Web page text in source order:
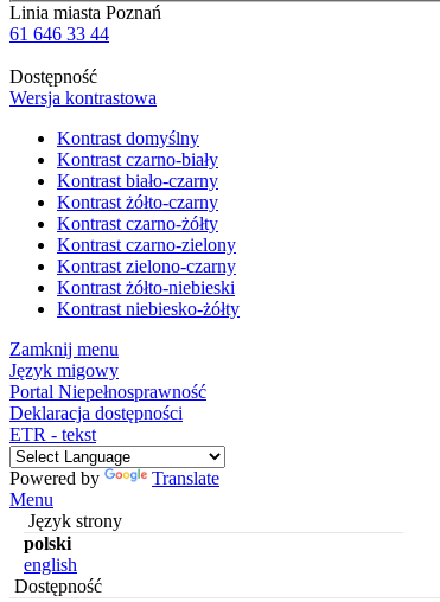
Linia miasta Poznań
61 646 33 44
Dostępność
Wersja kontrastowa
Kontrast domyślny
Kontrast czarno-biały
Kontrast biało-czarny
Kontrast żółto-czarny
Kontrast czarno-żółty
Kontrast czarno-zielony
Kontrast zielono-czarny
Kontrast żółto-niebieski
Kontrast niebiesko-żółty
Zamknij menu
Język migowy
Portal Niepełnosprawność
Deklaracja dostępności
ETR - tekst
Powered by
Translate
Menu
Język strony
polski
english
Dostępność